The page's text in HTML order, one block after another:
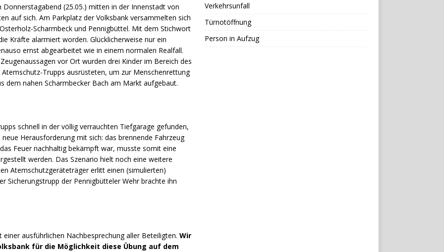
(25.05.) mitten in der Innenstadt von
auf sich. Am Parkplatz der Volksbank versammelten sich
Scharmbeck und Pennigbüttel. Mit dem Stichwort
Kräfte alarmiert worden. Glücklicherweise nur ein
ernst abgearbeitet wie in einem normalen Realfall.
vor Ort wurden drei Kinder im Bereich des
Trupps ausrüsteten, um zur Menschenrettung
dem nahen Scharmbecker Bach am Markt aufgebaut.
schnell in der völlig verrauchten Tiefgarage gefunden,
Herausforderung mit sich: das brennende Fahrzeug
Feuer nachhaltig bekämpft war, musste somit eine
werden. Das Szenario hielt noch eine weitere
Atemschutzgeräteträger erlitt einen (simulierten)
Sicherungstrupp der Pennigbütteler Wehr brachte ihn
ausführlichen Nachbesprechung aller Beteiligten. Wir
für die Möglichkeit diese Übung auf dem
Verkehrsunfall
Türnotöffnung
Person in Aufzug